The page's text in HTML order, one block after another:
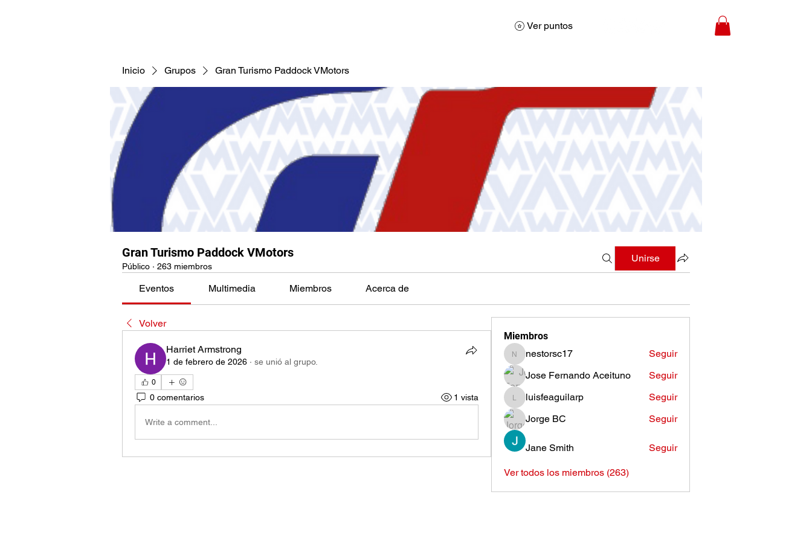
Ver puntos
Inicio Grupos Gran Turismo Paddock VMotors
Gran Turismo Paddock VMotors
Público · 263 miembros
Unirse
Eventos Multimedia Miembros Acerca de
Volver
Harriet Armstrong
1 de febrero de 2026 · se unió al grupo.
0
0 comentarios 1 vista
Write a comment...
Miembros
nestorsc17
nestorsc17
Seguir
Jose Fernando Aceituno
Seguir
luisfeaguilarp
luisfeaguilarp
Seguir
Jorge BC
Seguir
Jane Smith Seguir
Ver todos los miembros (263)